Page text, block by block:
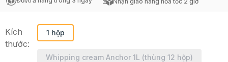
Kích
thước:
1 hộp
Whipping cream Anchor 1L (thùng 12 hộp)